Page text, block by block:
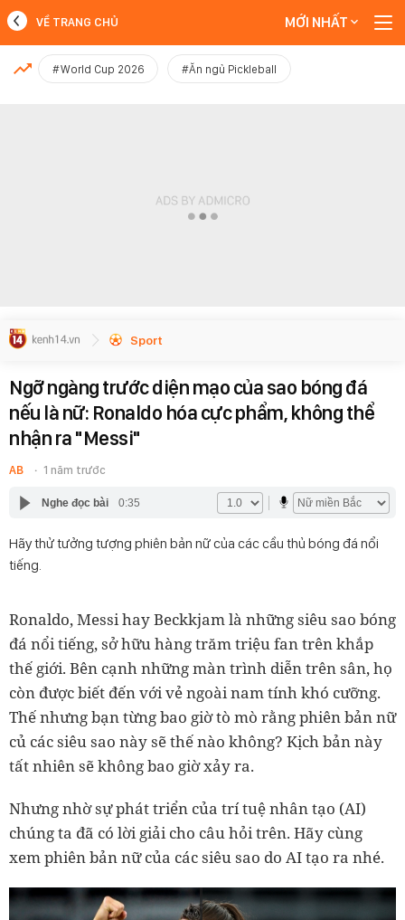
MỚI NHẤT
VỀ TRANG CHỦ MỚI NHẤT
#World Cup 2026 #Ăn ngủ Pickleball
Sport
Ngỡ ngàng trước diện mạo của sao bóng đá
nếu là nữ: Ronaldo hóa cực phẩm, không thể
nhận ra "Messi"
AB 1 năm trước
Nghe đọc bài 0:35
Hãy thử tưởng tượng phiên bản nữ của các cầu thủ bóng đá nổi
tiếng.
Ronaldo, Messi hay Beckkjam là những siêu sao bóng
đá nổi tiếng, sở hữu hàng trăm triệu fan trên khắp
thế giới. Bên cạnh những màn trình diễn trên sân, họ
còn được biết đến với vẻ ngoài nam tính khó cưỡng.
Thế nhưng bạn từng bao giờ tò mò rằng phiên bản nữ
củ các siêu sao này sẽ thế nào không? Kịch bản này
tất nhiên sẽ không bao giờ xảy ra.
Nhưng nhờ sự phát triển của trí tuệ nhân tạo (AI)
chúng ta đã có lời giải cho câu hỏi trên. Hãy cùng
xem phiên bản nữ của các siêu sao do AI tạo ra nhé.